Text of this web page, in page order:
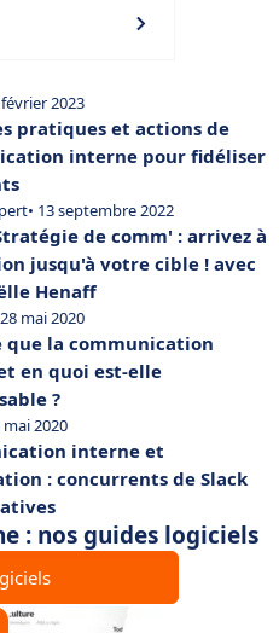
février 2023
pratiques et actions de
interne pour fidéliser
• 13 septembre 2022
de comm' : arrivez à
jusqu'à votre cible ! avec
Henaff
28 mai 2020
que la communication
en quoi est-elle
?
mai 2020
interne et
: concurrents de Slack
: nos guides logiciels